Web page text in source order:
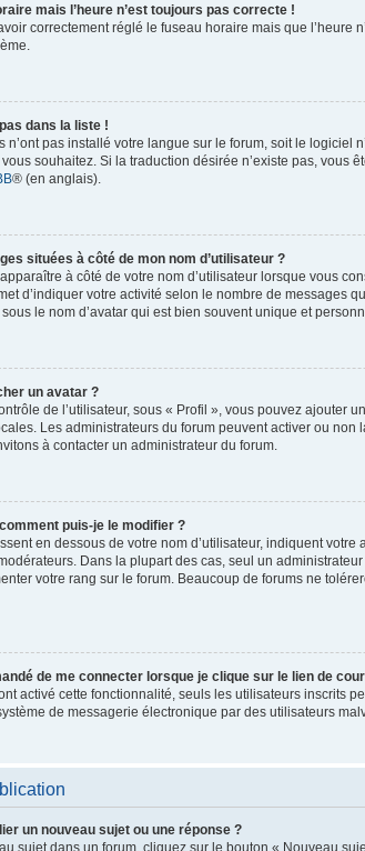
mais l’heure n’est toujours pas correcte !
correctement réglé le fuseau horaire mais que
dans la liste !
n’ont pas installé votre langue sur le forum, soit le logiciel
souhaitez. Si la traduction désirée n’existe pas, vous
® (en anglais).
situées à côté de mon nom d’utilisateur ?
à côté de votre nom d’utilisateur lorsque vous
d’indiquer votre activité selon le nombre de messages
le nom d’avatar qui est bien souvent unique et
un avatar ?
de l’utilisateur, sous « Profil », vous pouvez ajouter
Les administrateurs du forum peuvent activer ou
à contacter un administrateur du forum.
puis-je le modifier ?
en dessous de votre nom d’utilisateur, indiquent
Dans la plupart des cas, seul un
votre rang sur le forum. Beaucoup de forums ne
de me connecter lorsque je clique sur le lien de
activé cette fonctionnalité, seuls les utilisateurs inscrits
de messagerie électronique par des utilisateurs
un nouveau sujet ou une réponse ?
sujet dans un forum, cliquez sur le bouton « Nouveau